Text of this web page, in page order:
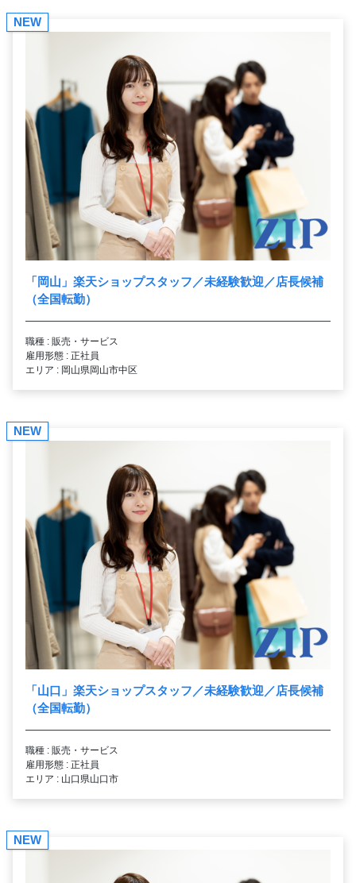
NEW
「岡山」楽天ショップスタッフ／未経験歓迎／店長候補
（全国転勤）
職種 : 販売・サービス
雇用形態 : 正社員
エリア : 岡山県岡山市中区
NEW
「山口」楽天ショップスタッフ／未経験歓迎／店長候補
（全国転勤）
職種 : 販売・サービス
雇用形態 : 正社員
エリア : 山口県山口市
NEW